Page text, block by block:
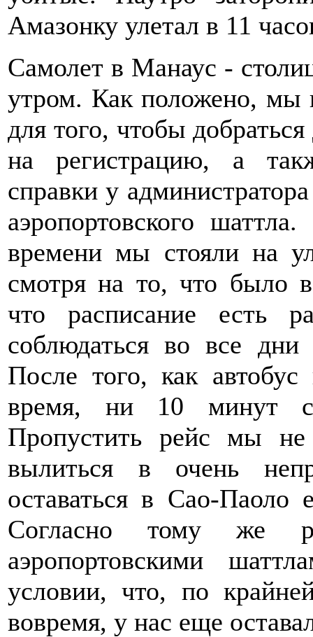
Амазонку улетал в 11
Самолет в Манаус -
утром. Как положено, мы
для того, чтобы
на регистрацию, а
справки у
аэропортовского
времени мы стояли на
смотря на то, что было
что расписание есть
соблюдаться во все
После того, как
время, ни 10 минут
Пропустить рейс мы
вылиться в очень
оставаться в Сао-
Согласно тому же
аэропортовскими
условии, что, по
вовремя, у нас еще